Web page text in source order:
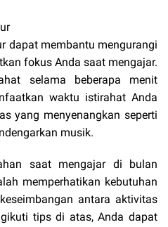
dapat membantu mengurangi
fokus Anda saat mengajar.
selama beberapa menit
waktu istirahat Anda
yang menyenangkan seperti
musik.
saat mengajar di bulan
memperhatikan kebutuhan
antara aktivitas
tips di atas, Anda dapat